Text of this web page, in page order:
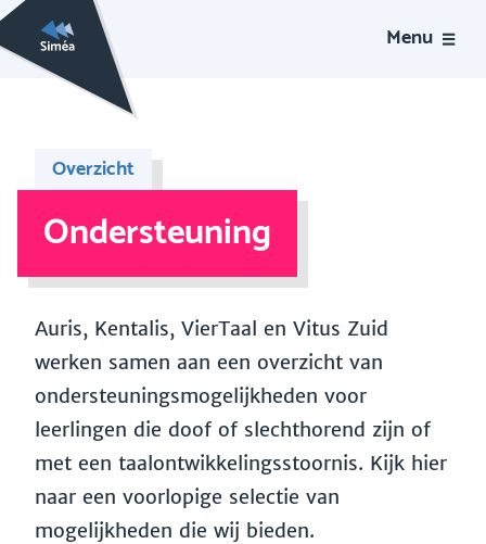
Menu
Overzicht
Ondersteuning
Auris, Kentalis, VierTaal en Vitus Zuid
werken samen aan een overzicht van
ondersteuningsmogelijkheden voor
leerlingen die doof of slechthorend zijn of
met een taalontwikkelingsstoornis. Kijk hier
naar een voorlopige selectie van
mogelijkheden die wij bieden.